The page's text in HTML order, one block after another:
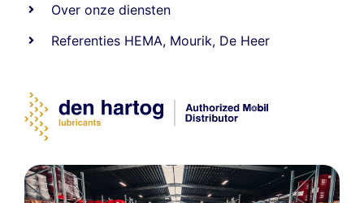
Over onze diensten
Referenties HEMA, Mourik, De Heer